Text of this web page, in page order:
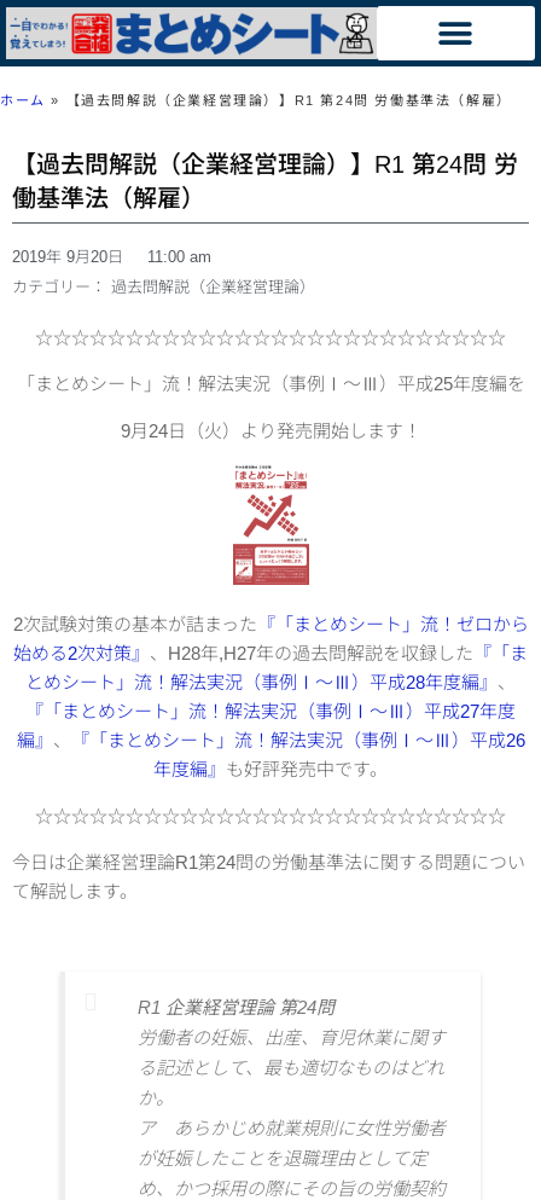
ホーム » 【過去問解説（企業経営理論）】R1 第24問 労働基準法（解雇）
【過去問解説（企業経営理論）】R1 第24問 労
働基準法（解雇）
2019年 9月20日
11:00 am
カテゴリー： 過去問解説（企業経営理論）
☆☆☆☆☆☆☆☆☆☆☆☆☆☆☆☆☆☆☆☆☆☆☆☆☆☆
「まとめシート」流！解法実況（事例Ⅰ～Ⅲ）平成25年度編を
9月24日（火）より発売開始します！
2次試験対策の基本が詰まった 『「まとめシート」流！ゼロから
始める2次対策』 、H28年,H27年の過去問解説を収録した 『「ま
とめシート」流！解法実況（事例Ⅰ～Ⅲ）平成28年度編』 、
『「まとめシート」流！解法実況（事例Ⅰ～Ⅲ）平成27年度
編』 、
『「まとめシート」流！解法実況（事例Ⅰ～Ⅲ）平成26
年度編』 も好評発売中です。
☆☆☆☆☆☆☆☆☆☆☆☆☆☆☆☆☆☆☆☆☆☆☆☆☆☆
今日は企業経営理論R1第24問の労働基準法に関する問題につい
て解説します。
R1 企業経営理論 第24問
労働者の妊娠、出産、育児休業に関す
る記述として、最も適切なものはどれ
か。
ア あらかじめ就業規則に女性労働者
が妊娠したことを退職理由として定
め、かつ採用の際にその旨の労働契約